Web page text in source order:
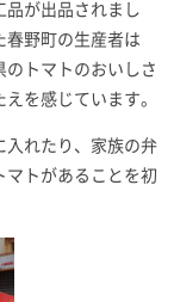
品が出品されまし
春野町の生産者は
のトマトのおいしさ
を感じています。
入れたり、家族の弁
マトがあることを初